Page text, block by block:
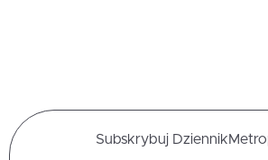
Subskrybuj